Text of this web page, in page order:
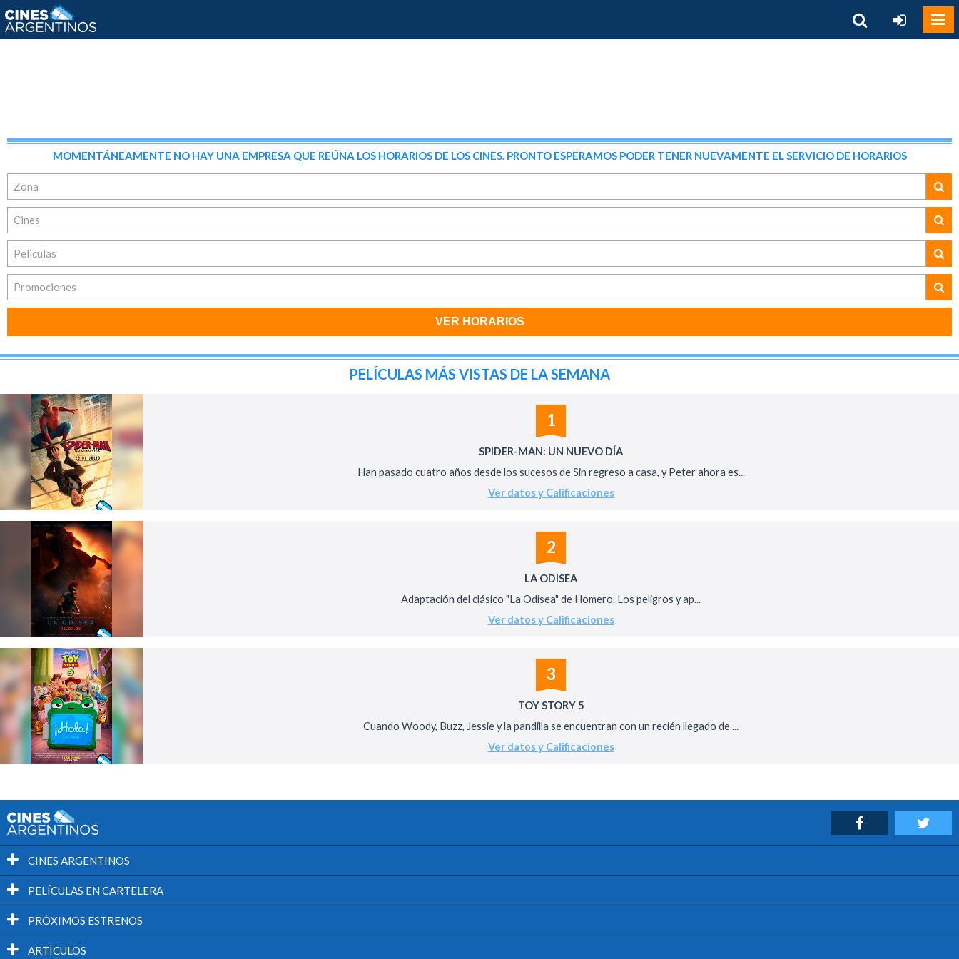
MOMENTÁNEAMENTE NO HAY UNA EMPRESA QUE REÚNA LOS HORARIOS DE LOS CINES. PRONTO ESPERAMOS PODER TENER NUEVAMENTE EL SERVICIO DE HORARIOS
Zona
Cines
Peliculas
Promociones
VER HORARIOS
PELÍCULAS MÁS VISTAS DE LA SEMANA
1
SPIDER-MAN: UN NUEVO DÍA
Han pasado cuatro años desde los sucesos de Sin regreso a casa, y Peter ahora es...
Ver datos y Calificaciones
2
LA ODISEA
Adaptación del clásico "La Odisea" de Homero. Los peligros y ap...
Ver datos y Calificaciones
3
TOY STORY 5
Cuando Woody, Buzz, Jessie y la pandilla se encuentran con un recién llegado de ...
Ver datos y Calificaciones
CINES ARGENTINOS
PELÍCULAS EN CARTELERA
PRÓXIMOS ESTRENOS
ARTÍCULOS